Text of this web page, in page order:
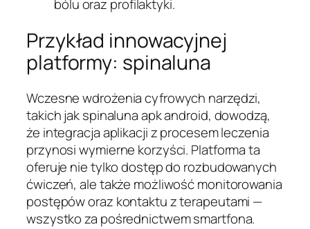
bólu oraz profilaktyki.
Przykład innowacyjnej
platformy: spinaluna
Wczesne wdrożenia cyfrowych narzędzi,
takich jak spinaluna apk android, dowodzą,
że integracja aplikacji z procesem leczenia
przynosi wymierne korzyści. Platforma ta
oferuje nie tylko dostęp do rozbudowanych
ćwiczeń, ale także możliwość monitorowania
postępów oraz kontaktu z terapeutami —
wszystko za pośrednictwem smartfona.